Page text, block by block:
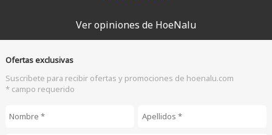
Ver opiniones de HoeNalu
Ofertas exclusivas
Suscribete para recibir ofertas y promociones de hoenalu.com
* campo requerido